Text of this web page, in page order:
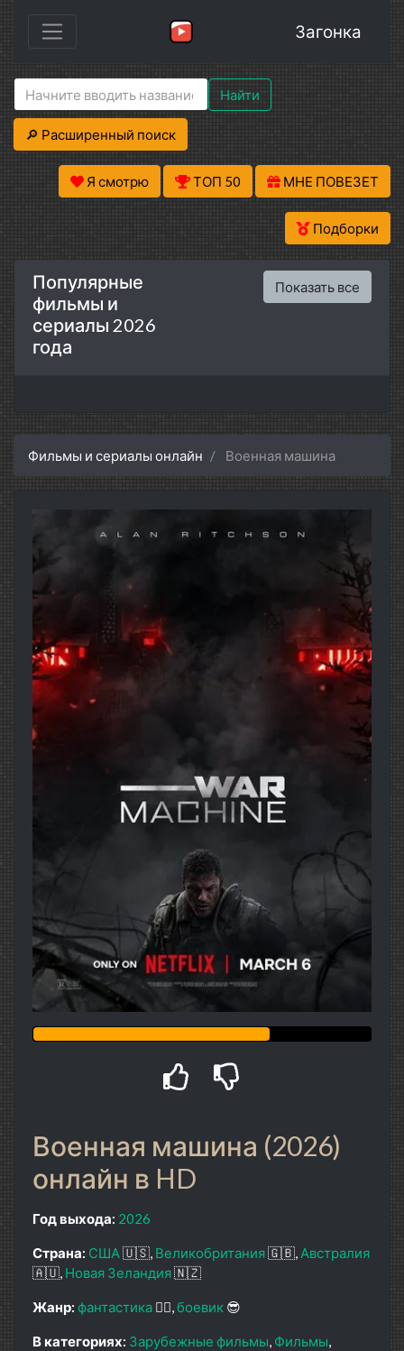
Загонка
Найти
🔎 Расширенный поиск
Я смотрю ТОП 50 МНЕ ПОВЕЗЕТ
Подборки
Популярные
фильмы и
сериалы 2026
года
Показать все
Фильмы и сериалы онлайн Военная машина
Военная машина (2026)
онлайн в HD
Год выхода: 2026
Страна: США 🇺🇸 Великобритания🇬🇧 Австралия
🇦🇺 Новая Зеландия🇳🇿
Жанр: фантастика 🧙‍♀️ боевик 😎
В категориях: Зарубежные фильмы Фильмы